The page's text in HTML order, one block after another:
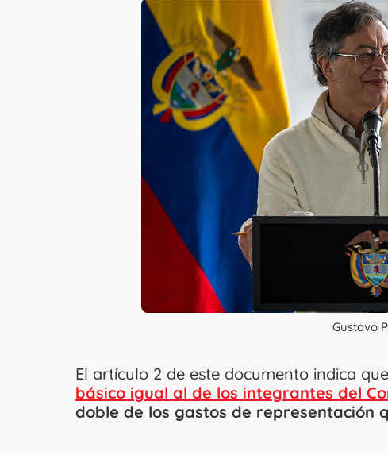
Gustavo
El artículo 2 de este documento indica
básico igual al de los integrantes del
doble de los gastos de representación